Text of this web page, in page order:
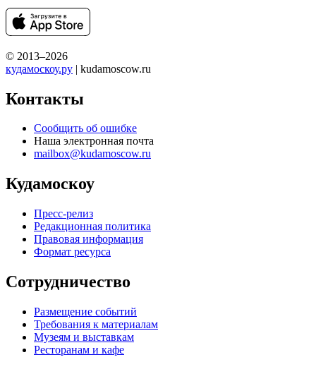
© 2013–2026
кудамоскоу.ру | kudamoscow.ru
Контакты
Сообщить об ошибке
Наша электронная почта
mailbox@kudamoscow.ru
Кудамоскоу
Пресс-релиз
Редакционная политика
Правовая информация
Формат ресурса
Сотрудничество
Размещение событий
Требования к материалам
Музеям и выставкам
Ресторанам и кафе